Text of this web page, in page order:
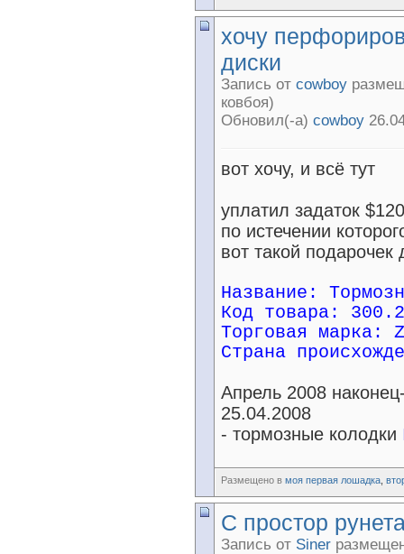
хочу
диски
Запись от cowboy
ковбоя)
Обновил(-а) cowboy
вот хочу, и всё тут
уплатил задаток
по истечении
вот такой
Название:
Код товара:
Торговая марка:
Страна
Апрель 2008
25.04.2008
- тормозные колодки
Размещено в моя первая лошадка
С простор
Запись от Siner